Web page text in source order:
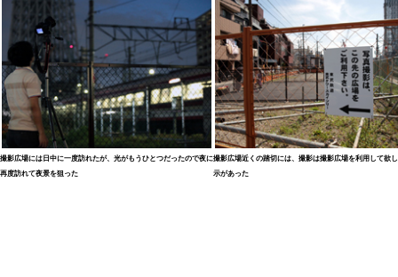
撮影広場には日中に一度訪れたが、光がもうひとつだったので夜に
再度訪れて夜景を狙った
撮影広場近くの踏切には、撮影は撮影広場を利用して欲
示があった